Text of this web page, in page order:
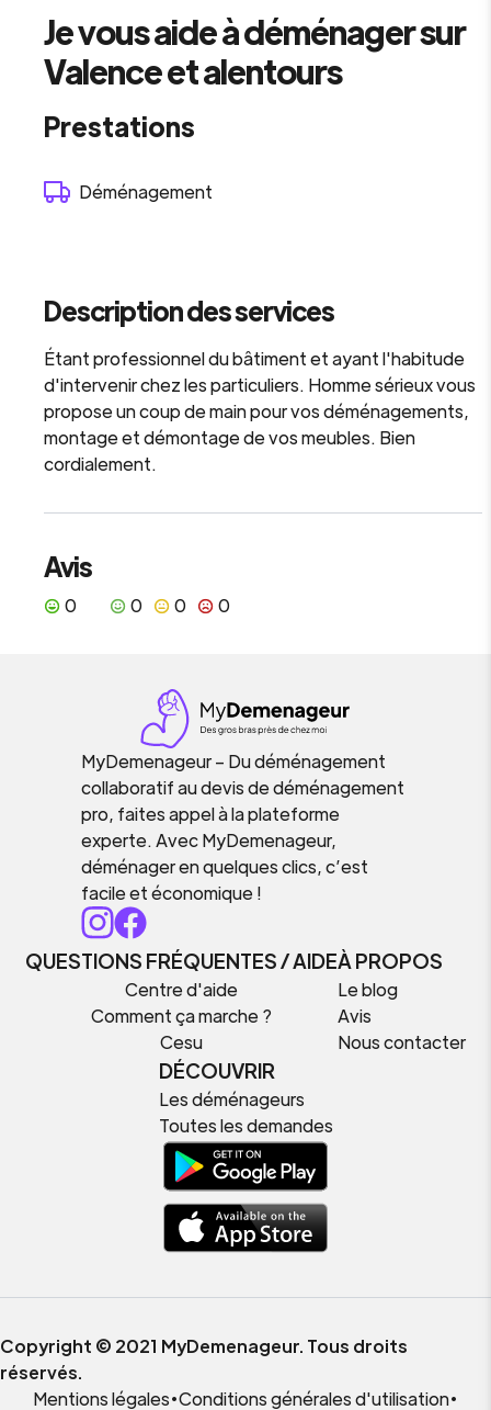
Je vous aide à déménager sur
Valence et alentours
Prestations
Déménagement
Description des services
Étant professionnel du bâtiment et ayant l'habitude
d'intervenir chez les particuliers. Homme sérieux vous
propose un coup de main pour vos déménagements,
montage et démontage de vos meubles. Bien
cordialement.
Avis
0 0 0 0
MyDemenageur – Du déménagement
collaboratif au devis de déménagement
pro, faites appel à la plateforme
experte. Avec MyDemenageur,
déménager en quelques clics, c’est
facile et économique !
QUESTIONS FRÉQUENTES / AIDE
Centre d'aide
Comment ça marche ?
Cesu
À PROPOS
Le blog
Avis
Nous contacter
DÉCOUVRIR
Les déménageurs
Toutes les demandes
Copyright © 2021 MyDemenageur. Tous droits
réservés.
Mentions légales•Conditions générales d'utilisation•